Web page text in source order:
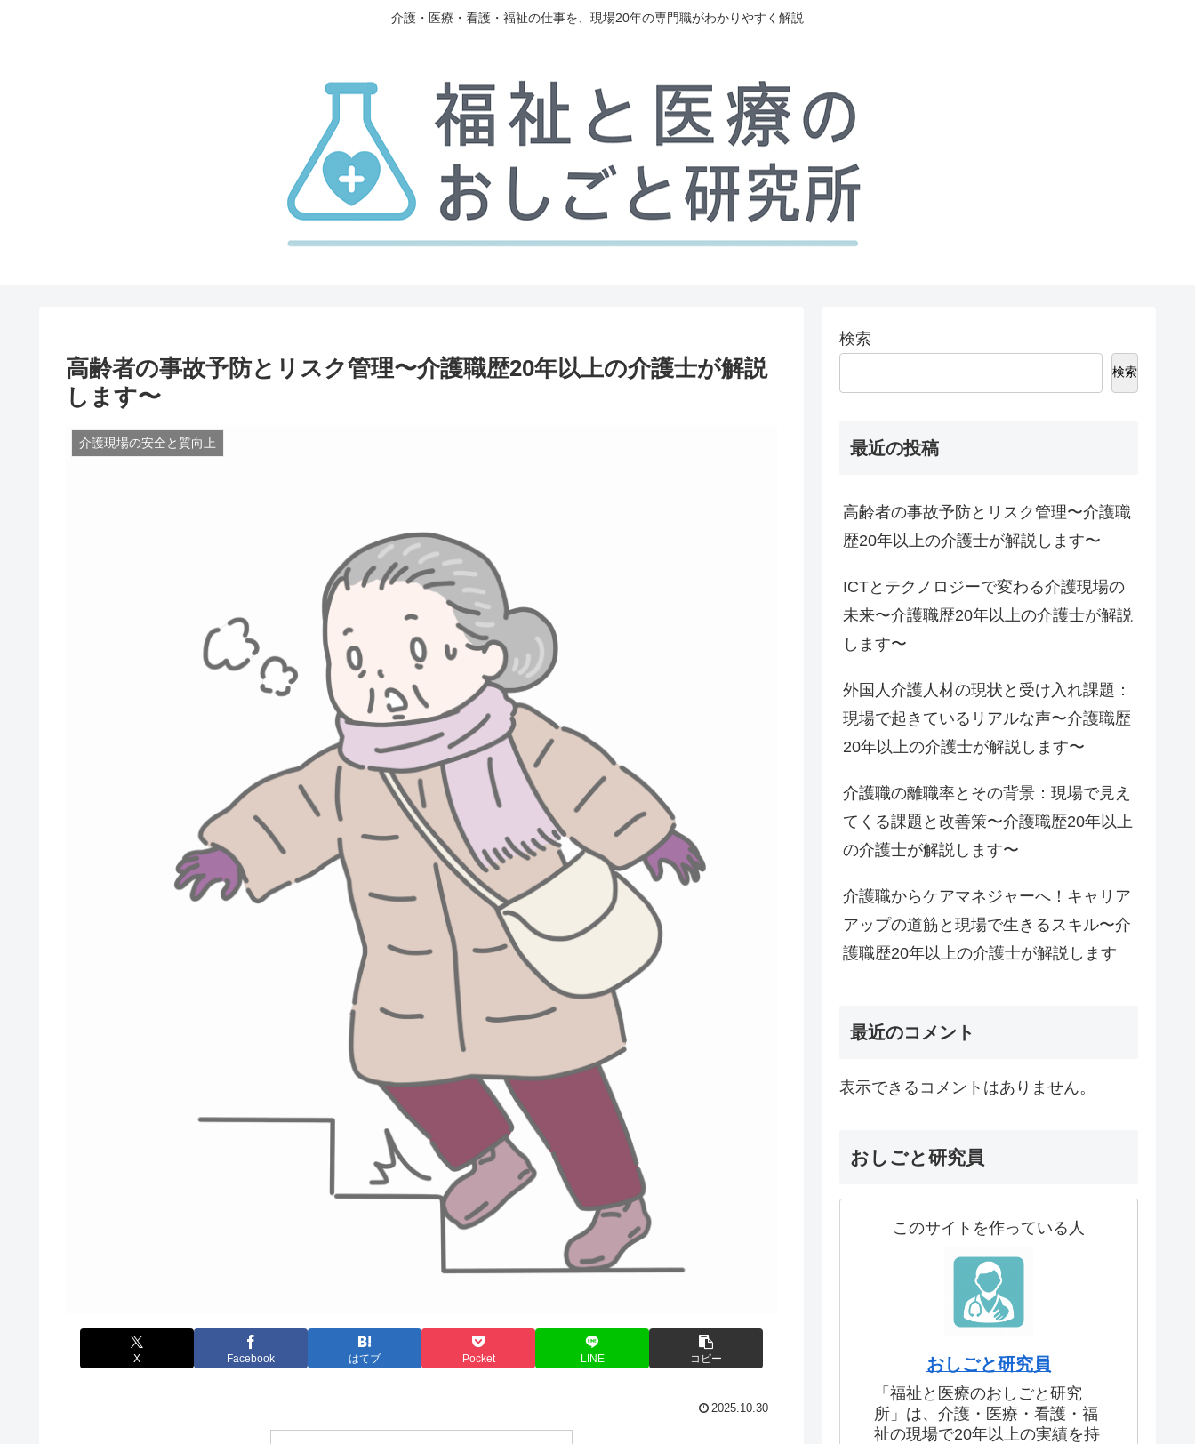
介護・医療・看護・福祉の仕事を、現場20年の専門職がわかりやすく解説
高齢者の事故予防とリスク管理〜介護職歴20年以上の介護士が解説
します〜
介護現場の安全と質向上
X Facebook はてブ Pocket LINE コピー
2025.10.30
検索
検索
最近の投稿
高齢者の事故予防とリスク管理〜介護職
歴20年以上の介護士が解説します〜
ICTとテクノロジーで変わる介護現場の
未来〜介護職歴20年以上の介護士が解説
します〜
外国人介護人材の現状と受け入れ課題：
現場で起きているリアルな声〜介護職歴
20年以上の介護士が解説します〜
介護職の離職率とその背景：現場で見え
てくる課題と改善策〜介護職歴20年以上
の介護士が解説します〜
介護職からケアマネジャーへ！キャリア
アップの道筋と現場で生きるスキル〜介
護職歴20年以上の介護士が解説します
最近のコメント
表示できるコメントはありません。
おしごと研究員
このサイトを作っている人
おしごと研究員
「福祉と医療のおしごと研究
所」は、介護・医療・看護・福
祉の現場で20年以上の実績を持